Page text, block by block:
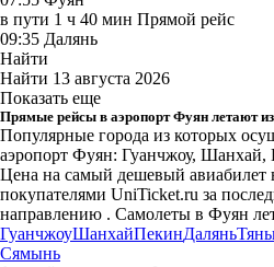
в пути 1 ч 40 мин Прямой рейс
09:35 Далянь
Найти
Найти 13 августа 2026
Показать еще
Прямые рейсы в аэропорт Фуян летают
Популярные города из которых
аэропорт Фуян: Гуанчжоу, Шанхай,
Цена на самый дешевый
покупателями UniTicket.ru за
направлению . Самолеты в Фуян
ГуанчжоуШанхайПекинДалянь
Сямынь